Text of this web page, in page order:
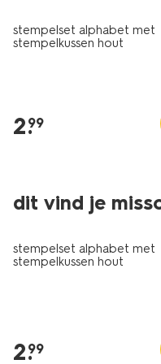
stempelset alphabet met
stempelkussen hout
2.
99
dit vind je
nieuw
stempelset alphabet met
stempelkussen hout
2.
99